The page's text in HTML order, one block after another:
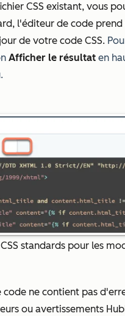
CSS existant, vous
l'éditeur de code prend
de votre code CSS.
Afficher le résultat en
standards pour les
ne contient pas
ou avertissements